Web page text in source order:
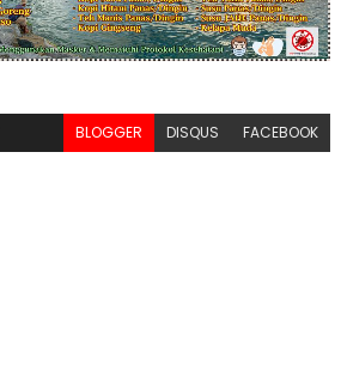
BLOGGER DISQUS FACEBOOK